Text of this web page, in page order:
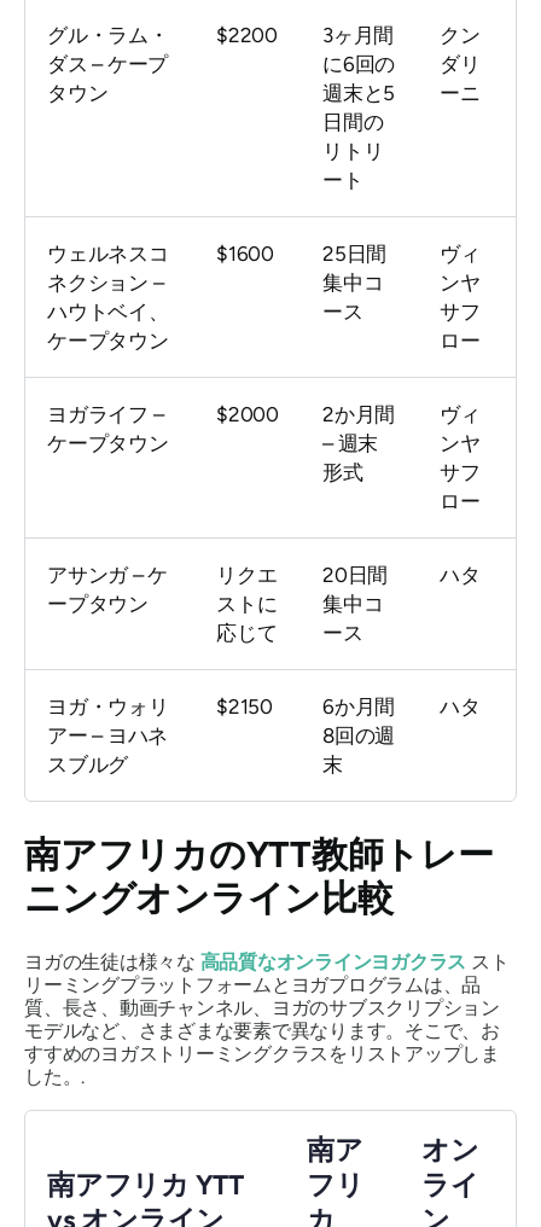
グル・ラム・
ダス – ケープ
タウン
$2200
3ヶ月間
に6回の
週末と5
日間の
リトリ
ート
クン
ダリ
ーニ
ウェルネスコ
ネクション –
ハウトベイ、
ケープタウン
$1600
25日間
集中コ
ース
ヴィ
ンヤ
サフ
ロー
ヨガライフ –
ケープタウン
$2000
2か月間
– 週末
形式
ヴィ
ンヤ
サフ
ロー
アサンガ – ケ
ープタウン
リクエ
ストに
応じて
20日間
集中コ
ース
ハタ
ヨガ・ウォリ
アー – ヨハネ
スブルグ
$2150
6か月間
8回の週
末
ハタ
南アフリカのYTT教師トレー
ニングオンライン比較
ヨガの生徒は様々な 高品質なオンラインヨガクラス スト
リーミングプラットフォームとヨガプログラムは、品
質、長さ、動画チャンネル、ヨガのサブスクリプション
モデルなど、さまざまな要素で異なります。そこで、お
すすめのヨガストリーミングクラスをリストアップしま
した。.
南アフリカ YTT
vs オンライン
南ア
フリ
カ
オン
ライ
ン